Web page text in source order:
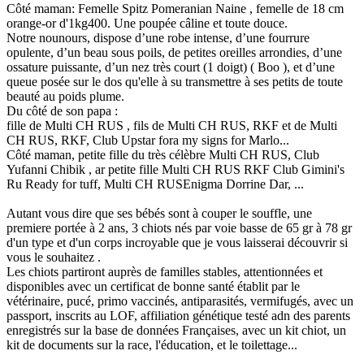
Côté maman: Femelle Spitz Pomeranian Naine , femelle de 18 cm
orange-or d'1kg400. Une poupée câline et toute douce.
Notre nounours, dispose d’une robe intense, d’une fourrure
opulente, d’un beau sous poils, de petites oreilles arrondies, d’une
ossature puissante, d’un nez très court (1 doigt) ( Boo ), et d’une
queue posée sur le dos qu'elle à su transmettre à ses petits de toute
beauté au poids plume.
Du côté de son papa :
fille de Multi CH RUS , fils de Multi CH RUS, RKF et de Multi
CH RUS, RKF, Club Upstar fora my signs for Marlo...
Côté maman, petite fille du très célèbre Multi CH RUS, Club
Yufanni Chibik , ar petite fille Multi CH RUS RKF Club Gimini's
Ru Ready for tuff, Multi CH RUSEnigma Dorrine Dar, ...
Autant vous dire que ses bébés sont à couper le souffle, une
premiere portée à 2 ans, 3 chiots nés par voie basse de 65 gr à 78 gr
d'un type et d'un corps incroyable que je vous laisserai découvrir si
vous le souhaitez .
Les chiots partiront auprès de familles stables, attentionnées et
disponibles avec un certificat de bonne santé établit par le
vétérinaire, pucé, primo vaccinés, antiparasités, vermifugés, avec un
passport, inscrits au LOF, affiliation génétique testé adn des parents
enregistrés sur la base de données Françaises, avec un kit chiot, un
kit de documents sur la race, l'éducation, et le toilettage...